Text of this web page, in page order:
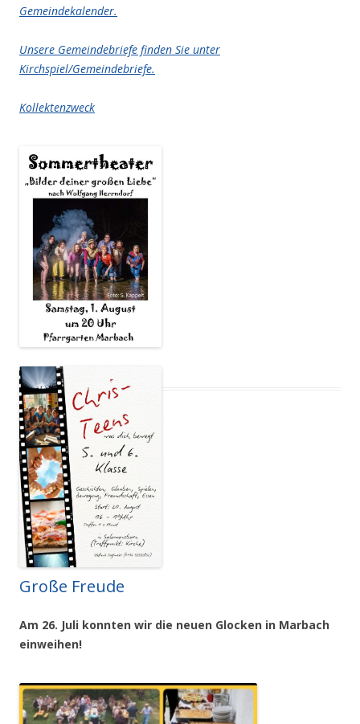
Gemeindekalender.
Unsere Gemeindebriefe finden Sie unter
Kirchspiel/Gemeindebriefe.
Kollektenzweck
Große Freude
Am 26. Juli konnten wir die neuen Glocken in Marbach
einweihen!